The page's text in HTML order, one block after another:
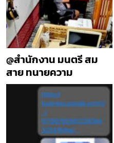
@สำนักงาน มนตรี สม
สาย ทนายความ